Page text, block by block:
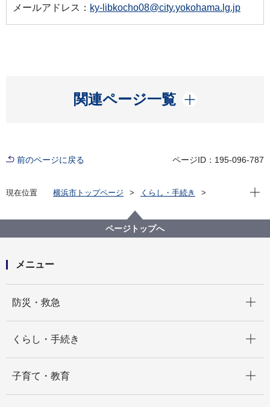
メールアドレス： ky-libkocho08@city.yokohama.lg.jp
関連ページ一覧
開く
前のページに戻る ページID：195-096-787
現在位置 横浜市トップページ
くらし・手続き
旭区を知る
よみがえる昭和の街並み 旭区風景写真アーカイブ
9.中白根
白根小学校からの眺望(画像番号a022)
現在
ページトップへ
メニュー
防災・救急
くらし・手続き
子育て・教育